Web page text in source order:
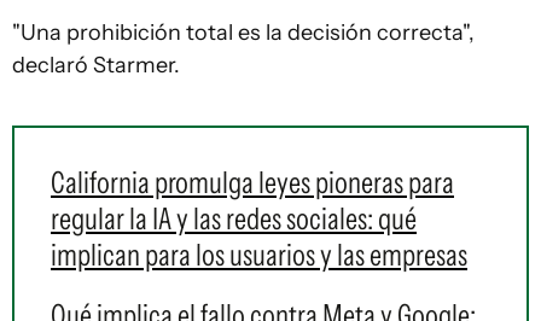
"Una prohibición total es la decisión correcta",
declaró Starmer.
California promulga leyes pioneras para
regular la IA y las redes sociales: qué
implican para los usuarios y las empresas